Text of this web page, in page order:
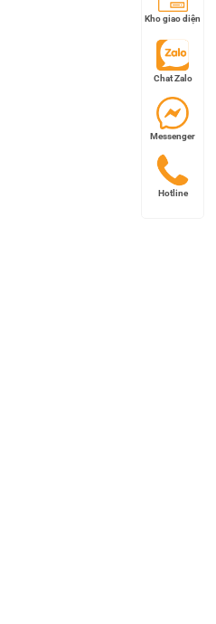
Kho giao diện
Chat Zalo
Messenger
Hotline